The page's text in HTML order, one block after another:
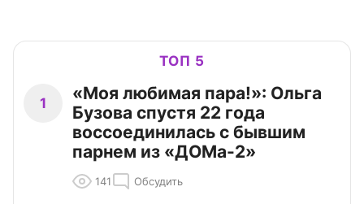
ТОП 5
1
«Моя любимая пара!»: Ольга
Бузова спустя 22 года
воссоединилась с бывшим
парнем из «ДОМа-2»
141 Обсудить